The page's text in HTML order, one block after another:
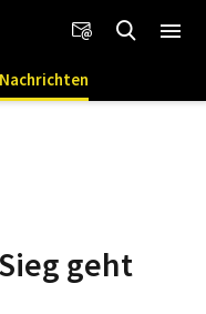
Nachrichten
geht